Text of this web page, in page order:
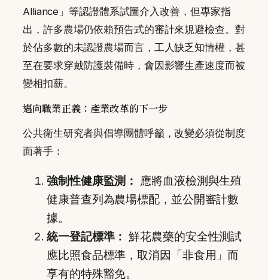
Alliance」等認證體系試圖介入改善，但專家指
出，許多農場仍依賴預告式的審計來規避檢查。對
於佔多數的未認證農場而言，工人缺乏知情權，甚
至在要求穿戴防護裝備時，會因影響生產速度而被
變相扣薪。
邁向職業正義：產業改革的下一步
公共衛生研究者與倡導團體呼籲，改變必須從制度
面著手：
強制性健康監測：
應將血液檢測與生殖
健康普查列為農場標配，並公開審計數
據。
統一登記標準： 鮮花農藥的安全性測試
應比照食品標準，取消因「非食用」而
享有的特殊豁免。